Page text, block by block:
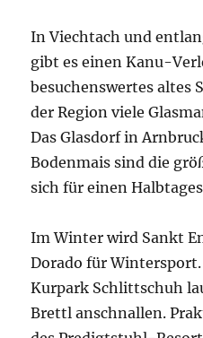
In Viechtach und
gibt es einen Kanu-
besuchenswertes altes
der Region viele
Das Glasdorf in
Bodenmais sind die
sich für einen
Im Winter wird Sankt
Dorado für
Kurpark Schlittschuh
Brettl anschnallen.